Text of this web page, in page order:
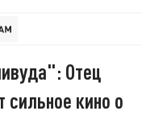
Отец
сильное кино о